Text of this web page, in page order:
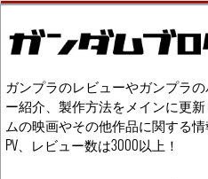
ガンプラのレビューやガンプラ
ー紹介、製作方法をメインに更
ムの映画やその他作品に関する
PV、レビュー数は3000以上！